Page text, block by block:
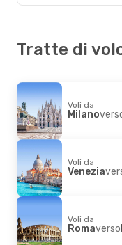
Tratte di
Voli da
Milano
Voli da
Venezia
Voli da
Romaverso